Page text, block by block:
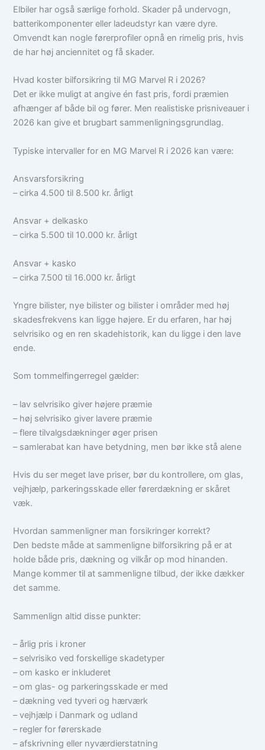
Elbiler har også særlige forhold. Skader på undervogn,
batterikomponenter eller ladeudstyr kan være dyre.
Omvendt kan nogle førerprofiler opnå en rimelig pris, hvis
de har høj anciennitet og få skader.
Hvad koster bilforsikring til MG Marvel R i 2026?
Det er ikke muligt at angive én fast pris, fordi præmien
afhænger af både bil og fører. Men realistiske prisniveauer i
2026 kan give et brugbart sammenligningsgrundlag.
Typiske intervaller for en MG Marvel R i 2026 kan være:
Ansvarsforsikring
– cirka 4.500 til 8.500 kr. årligt
Ansvar + delkasko
– cirka 5.500 til 10.000 kr. årligt
Ansvar + kasko
– cirka 7.500 til 16.000 kr. årligt
Yngre bilister, nye bilister og bilister i områder med høj
skadesfrekvens kan ligge højere. Er du erfaren, har høj
selvrisiko og en ren skadehistorik, kan du ligge i den lave
ende.
Som tommelfingerregel gælder:
– lav selvrisiko giver højere præmie
– høj selvrisiko giver lavere præmie
– flere tilvalgsdækninger øger prisen
– samlerabat kan have betydning, men bør ikke stå alene
Hvis du ser meget lave priser, bør du kontrollere, om glas,
vejhjælp, parkeringsskade eller førerdækning er skåret
væk.
Hvordan sammenligner man forsikringer korrekt?
Den bedste måde at sammenligne bilforsikring på er at
holde både pris, dækning og vilkår op mod hinanden.
Mange kommer til at sammenligne tilbud, der ikke dækker
det samme.
Sammenlign altid disse punkter:
– årlig pris i kroner
– selvrisiko ved forskellige skadetyper
– om kasko er inkluderet
– om glas- og parkeringsskade er med
– dækning ved tyveri og hærværk
– vejhjælp i Danmark og udland
– regler for førerskade
– afskrivning eller nyværdierstatning